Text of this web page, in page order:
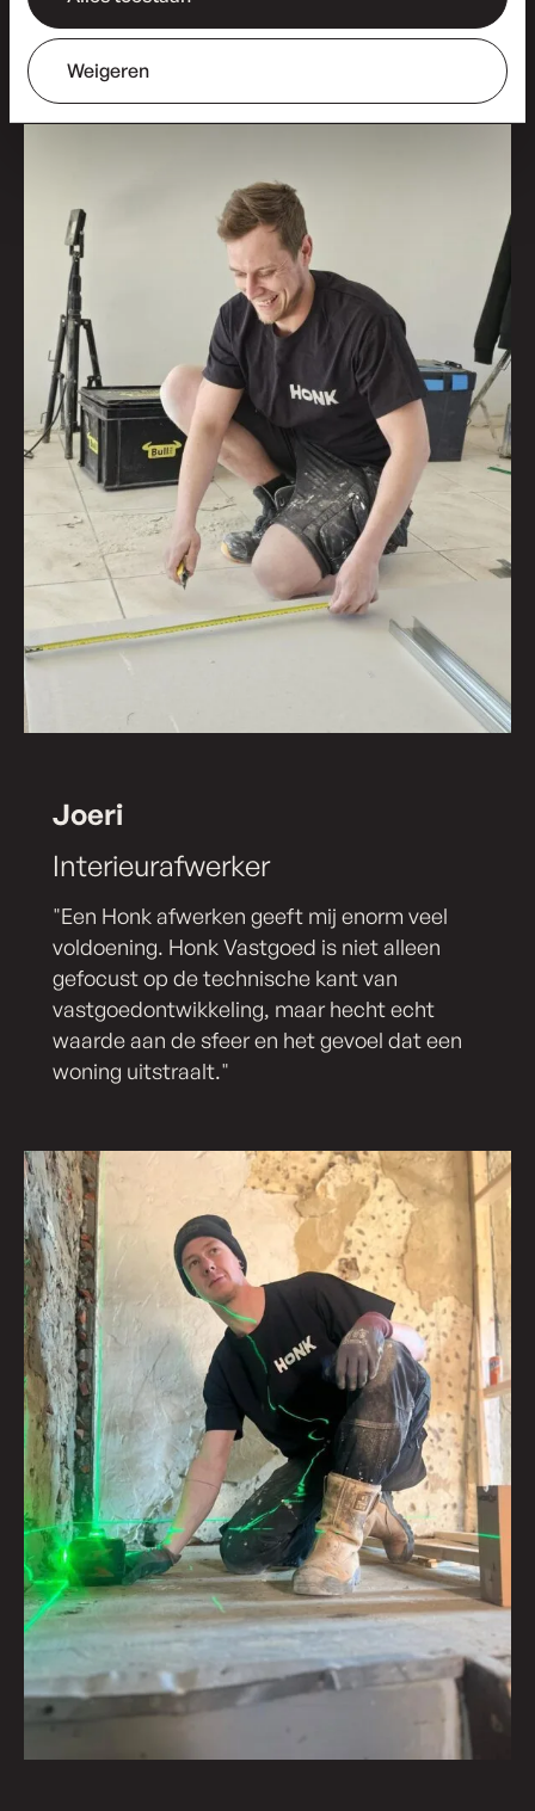
Weigeren
Honk Vastgoed ervaren.
Joeri
Interieurafwerker
"Een Honk afwerken geeft mij enorm veel
voldoening. Honk Vastgoed is niet alleen
gefocust op de technische kant van
vastgoedontwikkeling, maar hecht echt
waarde aan de sfeer en het gevoel dat een
woning uitstraalt."